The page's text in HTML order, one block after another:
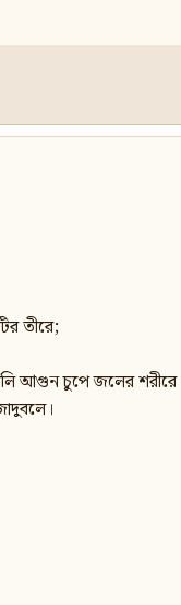
তীরে;
আগুন চুপে জলের শরীরে